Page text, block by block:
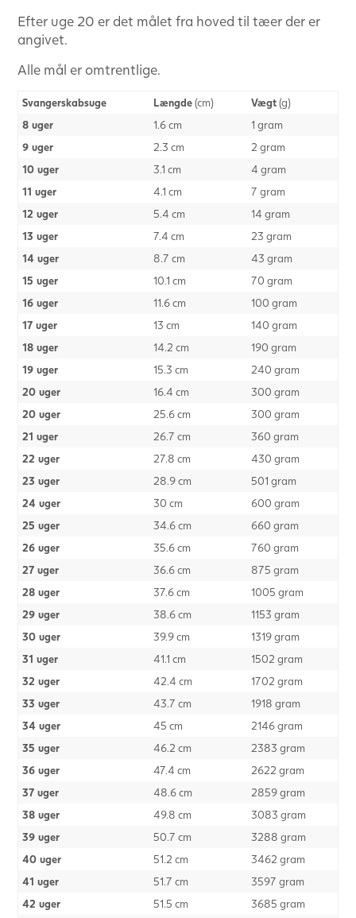
Efter uge 20 er det målet fra hoved til tæer der er
angivet.
Alle mål er omtrentlige.
Svangerskabsuge Længde(cm) Vægt(g)
8 uger
1.6 cm
1 gram
9 uger
2.3 cm
2 gram
10 uger
3.1 cm
4 gram
11 uger
4.1 cm
7 gram
12 uger
5.4 cm
14 gram
13 uger
7.4 cm
23 gram
14 uger
8.7 cm
43 gram
15 uger
10.1 cm
70 gram
16 uger
11.6 cm
100 gram
17 uger
13 cm
140 gram
18 uger
14.2 cm
190 gram
19 uger
15.3 cm
240 gram
20 uger
16.4 cm
300 gram
20 uger
25.6 cm
300 gram
21 uger
26.7 cm
360 gram
22 uger
27.8 cm
430 gram
23 uger
28.9 cm
501 gram
24 uger
30 cm
600 gram
25 uger
34.6 cm
660 gram
26 uger
35.6 cm
760 gram
27 uger
36.6 cm
875 gram
28 uger
37.6 cm
1005 gram
29 uger
38.6 cm
1153 gram
30 uger
39.9 cm
1319 gram
31 uger
41.1 cm
1502 gram
32 uger
42.4 cm
1702 gram
33 uger
43.7 cm
1918 gram
34 uger
45 cm
2146 gram
35 uger
46.2 cm
2383 gram
36 uger
47.4 cm
2622 gram
37 uger
48.6 cm
2859 gram
38 uger
49.8 cm
3083 gram
39 uger
50.7 cm
3288 gram
40 uger
51.2 cm
3462 gram
41 uger
51.7 cm
3597 gram
42 uger
51.5 cm
3685 gram